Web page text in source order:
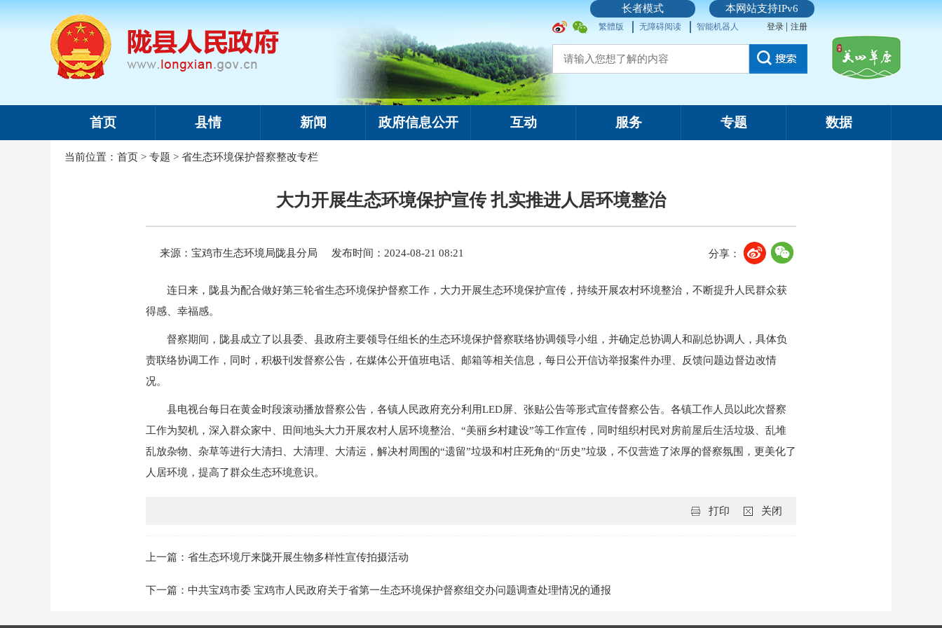
本网站支持IPv6
长者模式
繁體版 无障碍阅读 智能机器人 登录 | 注册
首页 县情 新闻 政府信息公开 互动 服务 专题 数据
当前位置： 首页 > 专题 > 省生态环境保护督察整改专栏
大力开展生态环境保护宣传 扎实推进人居环境整治
来源：宝鸡市生态环境局陇县分局 发布时间：2024-08-21 08:21 分享：
连日来，陇县为配合做好第三轮省生态环境保护督察工作，大力开展生态环境保护宣传，持续开展农村环境整治，不断提升人民群众获
得感、幸福感。
督察期间，陇县成立了以县委、县政府主要领导任组长的生态环境保护督察联络协调领导小组，并确定总协调人和副总协调人，具体负
责联络协调工作，同时，积极刊发督察公告，在媒体公开值班电话、邮箱等相关信息，每日公开信访举报案件办理、反馈问题边督边改情
况。
县电视台每日在黄金时段滚动播放督察公告，各镇人民政府充分利用LED屏、张贴公告等形式宣传督察公告。各镇工作人员以此次督察
工作为契机，深入群众家中、田间地头大力开展农村人居环境整治、“美丽乡村建设”等工作宣传，同时组织村民对房前屋后生活垃圾、乱堆
乱放杂物、杂草等进行大清扫、大清理、大清运，解决村周围的“遗留”垃圾和村庄死角的“历史”垃圾，不仅营造了浓厚的督察氛围，更美化了
人居环境，提高了群众生态环境意识。
关闭
打印
上一篇：省生态环境厅来陇开展生物多样性宣传拍摄活动
下一篇：中共宝鸡市委 宝鸡市人民政府关于省第一生态环境保护督察组交办问题调查处理情况的通报